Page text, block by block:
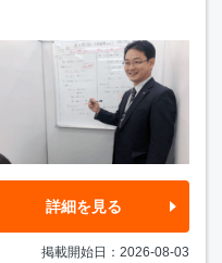
詳細を見る
掲載開始日：2026-08-03